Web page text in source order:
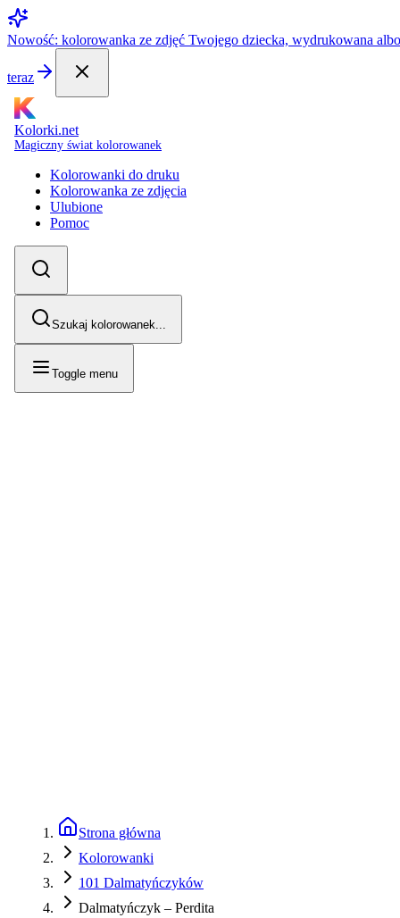
Nowość: kolorowanka ze zdjęć Twojego dziecka, wydrukowana
teraz
Kolorki.net
Magiczny świat kolorowanek
Kolorowanki do druku
Kolorowanka ze zdjęcia
Ulubione
Pomoc
Szukaj kolorowanek...
Toggle menu
Strona główna
Kolorowanki
101 Dalmatyńczyków
Dalmatyńczyk – Perdita